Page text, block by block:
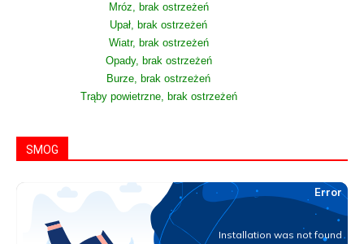
Mróz, brak ostrzeżeń
Upał, brak ostrzeżeń
Wiatr, brak ostrzeżeń
Opady, brak ostrzeżeń
Burze, brak ostrzeżeń
Trąby powietrzne, brak ostrzeżeń
SMOG